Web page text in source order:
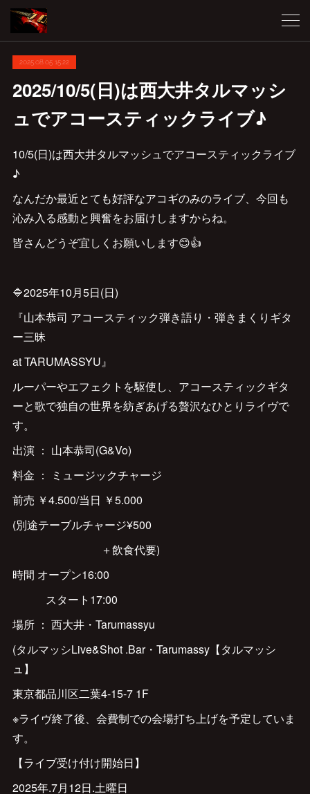
2025.08.05 15:22
2025/10/5(日)は西大井タルマッシ
ュでアコースティックライブ♪
10/5(日)は西大井タルマッシュでアコースティックライブ
♪
なんだか最近とても好評なアコギのみのライブ、今回も
沁み入る感動と興奮をお届けしますからね。
皆さんどうぞ宜しくお願いします😊👍
🔷2025年10月5日(日)
『山本恭司 アコースティック弾き語り・弾きまくりギタ
ー三昧
at TARUMASSYU』
ルーパーやエフェクトを駆使し、アコースティックギタ
ーと歌で独自の世界を紡ぎあげる贅沢なひとりライヴで
す。
出演 ： 山本恭司(G&Vo)
料金 ： ミュージックチャージ
前売 ￥4.500/当日 ￥5.000
(別途テーブルチャージ¥500
＋飲食代要)
時間 オープン16:00
スタート17:00
場所 ： 西大井・Tarumassyu
(タルマッシLive&Shot .Bar・Tarumassy【タルマッシ
ュ】
東京都品川区二葉4-15-7 1F
※ライヴ終了後、会費制での会場打ち上げを予定していま
す。
【ライブ受け付け開始日】
2025年.7月12日.土曜日